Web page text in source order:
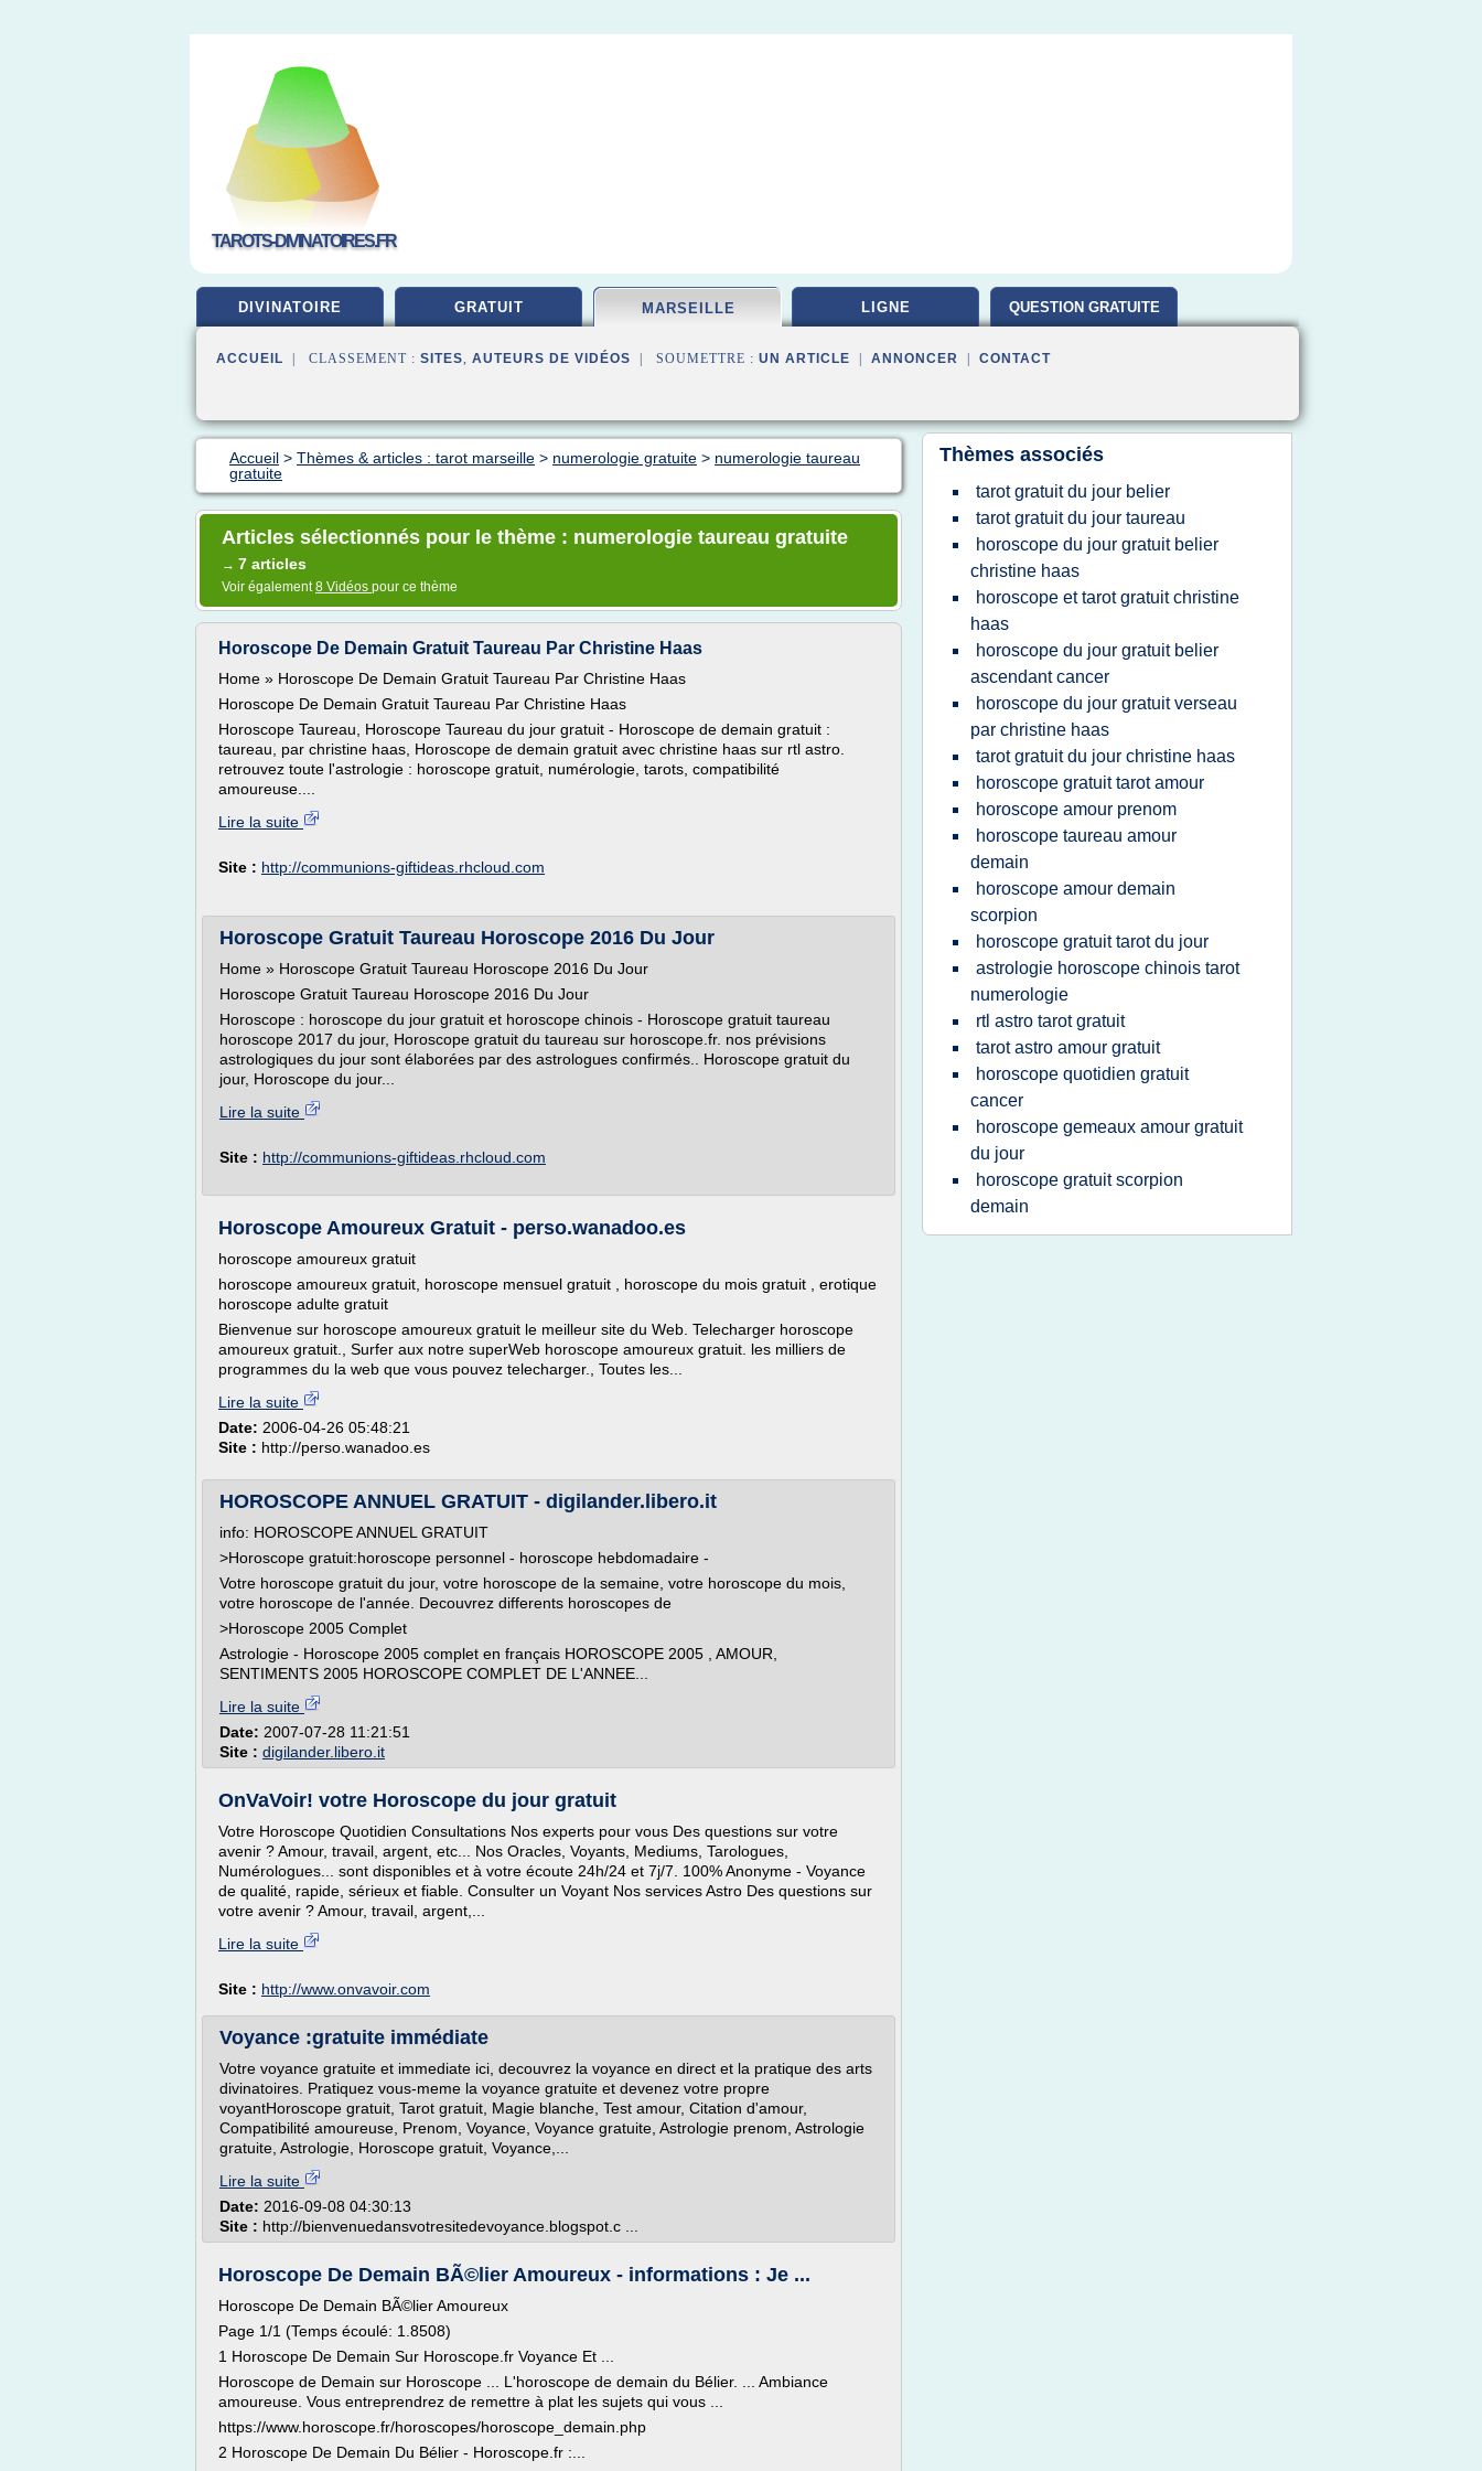
TAROTS-DIVINATOIRES.FR
DIVINATOIRE GRATUIT MARSEILLE LIGNE QUESTION GRATUITE
ACCUEIL | CLASSEMENT : SITES, AUTEURS DE VIDÉOS | SOUMETTRE : UN ARTICLE ANNONCER CONTACT
Accueil > Thèmes & articles : tarot marseille > numerologie gratuite > numerologie taureau
gratuite
Articles sélectionnés pour le thème : numerologie taureau gratuite
→ 7 articles
Voir également8 Vidéos pour ce thème
Horoscope De Demain Gratuit Taureau Par Christine Haas
Home » Horoscope De Demain Gratuit Taureau Par Christine Haas
Horoscope De Demain Gratuit Taureau Par Christine Haas
Horoscope Taureau, Horoscope Taureau du jour gratuit - Horoscope de demain gratuit :
taureau, par christine haas, Horoscope de demain gratuit avec christine haas sur rtl astro.
retrouvez toute l'astrologie : horoscope gratuit, numérologie, tarots, compatibilité
amoureuse....
Lire la suite
Site : http://communions-giftideas.rhcloud.com
Horoscope Gratuit Taureau Horoscope 2016 Du Jour
Home » Horoscope Gratuit Taureau Horoscope 2016 Du Jour
Horoscope Gratuit Taureau Horoscope 2016 Du Jour
Horoscope : horoscope du jour gratuit et horoscope chinois - Horoscope gratuit taureau
horoscope 2017 du jour, Horoscope gratuit du taureau sur horoscope.fr. nos prévisions
astrologiques du jour sont élaborées par des astrologues confirmés.. Horoscope gratuit du
jour, Horoscope du jour...
Lire la suite
Site : http://communions-giftideas.rhcloud.com
Horoscope Amoureux Gratuit - perso.wanadoo.es
horoscope amoureux gratuit
horoscope amoureux gratuit, horoscope mensuel gratuit , horoscope du mois gratuit , erotique
horoscope adulte gratuit
Bienvenue sur horoscope amoureux gratuit le meilleur site du Web. Telecharger horoscope
amoureux gratuit., Surfer aux notre superWeb horoscope amoureux gratuit. les milliers de
programmes du la web que vous pouvez telecharger., Toutes les...
Lire la suite
Date: 2006-04-26 05:48:21
Site : http://perso.wanadoo.es
HOROSCOPE ANNUEL GRATUIT - digilander.libero.it
info: HOROSCOPE ANNUEL GRATUIT
>Horoscope gratuit:horoscope personnel - horoscope hebdomadaire -
Votre horoscope gratuit du jour, votre horoscope de la semaine, votre horoscope du mois,
votre horoscope de l'année. Decouvrez differents horoscopes de
>Horoscope 2005 Complet
Astrologie - Horoscope 2005 complet en français HOROSCOPE 2005 , AMOUR,
SENTIMENTS 2005 HOROSCOPE COMPLET DE L'ANNEE...
Lire la suite
Date: 2007-07-28 11:21:51
Site : digilander.libero.it
OnVaVoir! votre Horoscope du jour gratuit
Votre Horoscope Quotidien Consultations Nos experts pour vous Des questions sur votre
avenir ? Amour, travail, argent, etc... Nos Oracles, Voyants, Mediums, Tarologues,
Numérologues... sont disponibles et à votre écoute 24h/24 et 7j/7. 100% Anonyme - Voyance
de qualité, rapide, sérieux et fiable. Consulter un Voyant Nos services Astro Des questions sur
votre avenir ? Amour, travail, argent,...
Lire la suite
Site : http://www.onvavoir.com
Voyance :gratuite immédiate
Votre voyance gratuite et immediate ici, decouvrez la voyance en direct et la pratique des arts
divinatoires. Pratiquez vous-meme la voyance gratuite et devenez votre propre
voyantHoroscope gratuit, Tarot gratuit, Magie blanche, Test amour, Citation d'amour,
Compatibilité amoureuse, Prenom, Voyance, Voyance gratuite, Astrologie prenom, Astrologie
gratuite, Astrologie, Horoscope gratuit, Voyance,...
Lire la suite
Date: 2016-09-08 04:30:13
Site : http://bienvenuedansvotresitedevoyance.blogspot.c ...
Horoscope De Demain BÃ©lier Amoureux - informations : Je ...
Horoscope De Demain BÃ©lier Amoureux
Page 1/1 (Temps écoulé: 1.8508)
1 Horoscope De Demain Sur Horoscope.fr Voyance Et ...
Horoscope de Demain sur Horoscope ... L'horoscope de demain du Bélier. ... Ambiance
amoureuse. Vous entreprendrez de remettre à plat les sujets qui vous ...
https://www.horoscope.fr/horoscopes/horoscope_demain.php
2 Horoscope De Demain Du Bélier - Horoscope.fr :...
Thèmes associés
tarot gratuit du jour belier
tarot gratuit du jour taureau
horoscope du jour gratuit belier
christine haas
horoscope et tarot gratuit christine
haas
horoscope du jour gratuit belier
ascendant cancer
horoscope du jour gratuit verseau
par christine haas
tarot gratuit du jour christine haas
horoscope gratuit tarot amour
horoscope amour prenom
horoscope taureau amour
demain
horoscope amour demain
scorpion
horoscope gratuit tarot du jour
astrologie horoscope chinois tarot
numerologie
rtl astro tarot gratuit
tarot astro amour gratuit
horoscope quotidien gratuit
cancer
horoscope gemeaux amour gratuit
du jour
horoscope gratuit scorpion
demain